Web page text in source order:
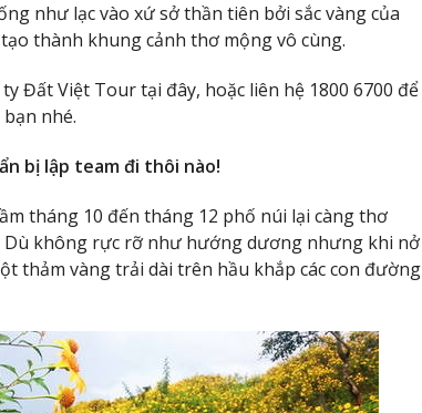
như lạc vào xứ sở thần tiên bởi sắc vàng của
thành khung cảnh thơ mộng vô cùng.
Đất Việt Tour tại đây, hoặc liên hệ 1800 6700 để
nhé.
bị lập team đi thôi nào!
tháng 10 đến tháng 12 phố núi lại càng thơ
Dù không rực rỡ như hướng dương nhưng khi nở
thảm vàng trải dài trên hầu khắp các con đường